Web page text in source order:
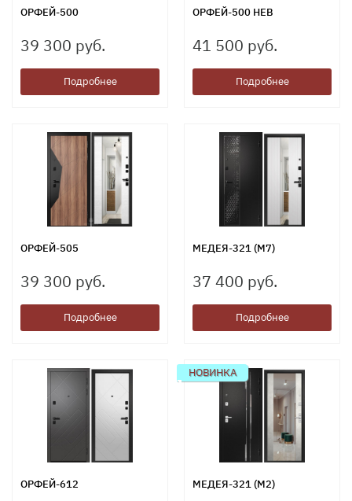
ОРФЕЙ-500
39 300 руб.
Подробнее
ОРФЕЙ-500 НЕВ
41 500 руб.
Подробнее
ОРФЕЙ-505
39 300 руб.
Подробнее
МЕДЕЯ-321 (М7)
37 400 руб.
Подробнее
ОРФЕЙ-612
НОВИНКА
МЕДЕЯ-321 (М2)